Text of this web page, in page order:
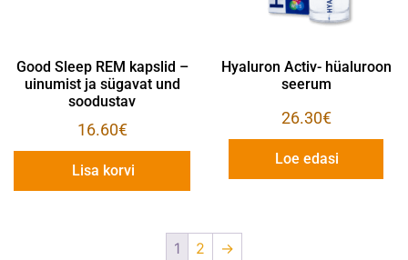
Good Sleep REM kapslid –
uinumist ja sügavat und
soodustav
16.60€
Lisa korvi
Hyaluron Activ- hüaluroon
seerum
26.30€
Loe edasi
1 2 →